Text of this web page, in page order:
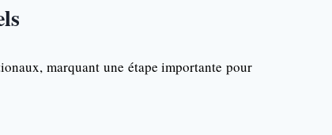
marquant une étape importante pour